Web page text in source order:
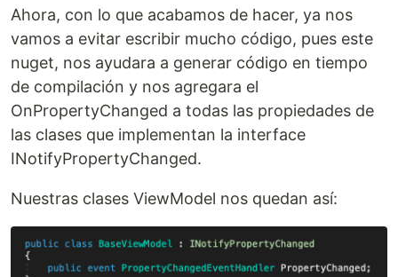
Ahora, con lo que acabamos de hacer, ya nos
vamos a evitar escribir mucho código, pues este
nuget, nos ayudara a generar código en tiempo
de compilación y nos agregara el
OnPropertyChanged a todas las propiedades de
las clases que implementan la interface
INotifyPropertyChanged.
Nuestras clases ViewModel nos quedan así: